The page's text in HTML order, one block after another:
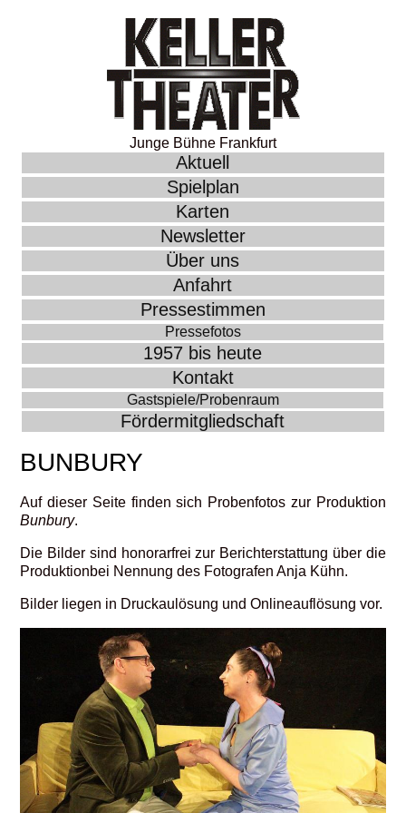
Junge Bühne Frankfurt
Aktuell
Spielplan
Karten
Newsletter
Über uns
Anfahrt
Pressestimmen
Pressefotos
1957 bis heute
Kontakt
Gastspiele/Probenraum
Fördermitgliedschaft
BUNBURY
Auf dieser Seite finden sich Probenfotos zur Produktion
Bunbury.
Die Bilder sind honorarfrei zur Berichterstattung über die
Produktionbei Nennung des Fotografen Anja Kühn.
Bilder liegen in Druckaulösung und Onlineauflösung vor.